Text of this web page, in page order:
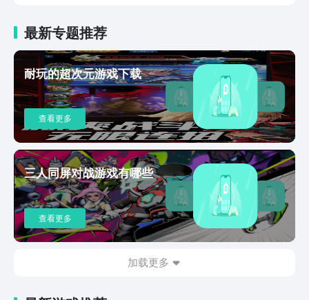
这些技能不仅新颖独特，而且能够在战斗中释放出令人惊
叹的破晓技。想象一下，猩红守护者单挑铠，或是电玩小
子与鲁班七号的对决，这些都将在星之破晓中成为现实。
如果你担心时间不够，或是害怕游戏进行到一半就被迫离
线，那么星之破晓将是你的最佳选择。每一局游戏只需2
分钟，随时随地，快速上分，享受畅快淋漓的战斗体验。
除了激烈的战斗，游戏还提供了丰富的剧情体验。每个英
雄背后都有着不为人知的故事。澜和蔡文姬的未来相遇，
铠的内心世界，李白独闯长安殿的背后秘密……这些故事
等待着玩家去探索和体验。星之破晓提供了丰富的福利。
登录游戏即可领取英雄，更有多达20款英雄皮肤通过活动
免费送出。星之破晓不仅仅是对战斗的一次革新，更是对
英雄故事的一次深刻探索。在这里，每个玩家都可以成为
自己命运的主宰，每一场战斗都是对个人技艺的挑战。点
击星之破晓下载链接分享，开启这场星之破晓的冒险吧！
最新专题推荐
耐玩的超次元游戏下载
查看更多
三人同屏对战游戏有哪些
查看更多
加载更多